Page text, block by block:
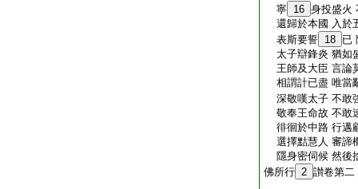
寧 16 身投盛火
還歸於本國 入於
表斯要誓 18 已
太子辯鋒炎 猶如
王師及大臣 言論
相謂計已盡 唯當
深敬嘆太子 不敢
敬奉王命故 不敢
徘徊於中路 行邁
選擇黠慧人 審諦
隱身密伺候 然後
佛所行 2 讃卷第二